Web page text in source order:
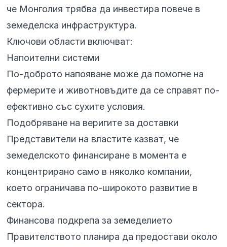
че Монголия трябва да инвестира повече в
земеделска инфраструктура.
Ключови области включват:
Напоителни системи
По-доброто напояване може да помогне на
фермерите и животновъдите да се справят по-
ефективно със сухите условия.
Подобряване на веригите за доставки
Представители на властите казват, че
земеделското финансиране в момента е
концентрирано само в няколко компании,
което ограничава по-широкото развитие в
сектора.
Финансова подкрепа за земеделието
Правителството планира да предостави около